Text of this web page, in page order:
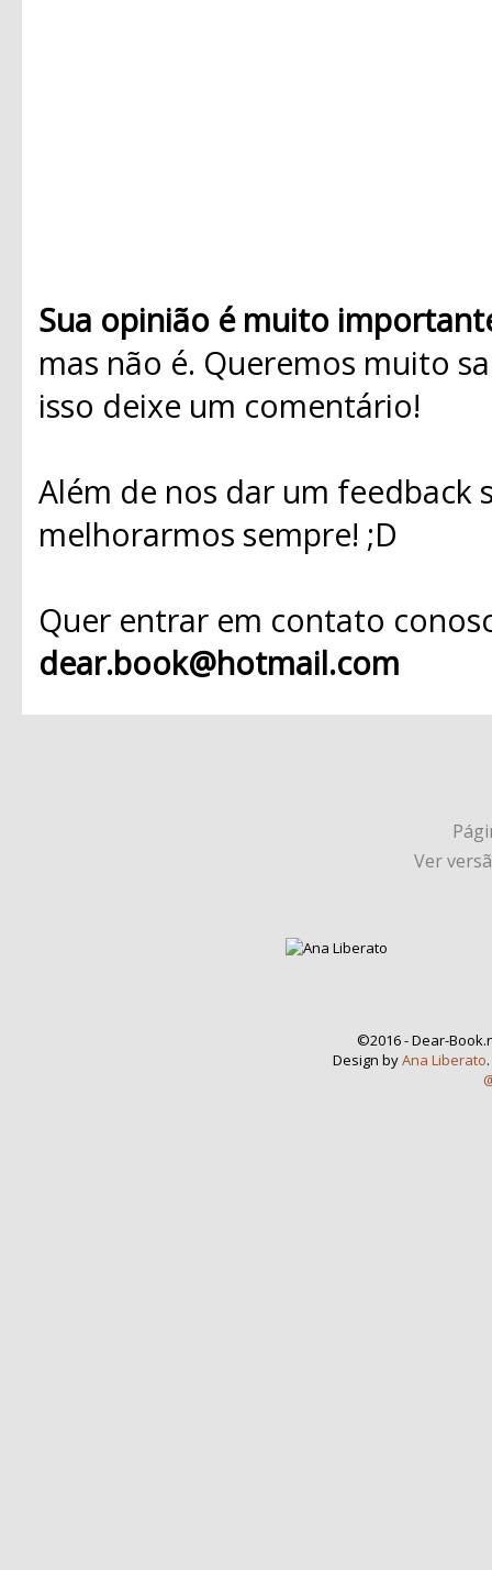
Sua opinião é muito
mas não é. Queremos muito
isso deixe um comentário!
Além de nos dar um
melhorarmos sempre! ;D
Quer entrar em contato
dear.book@hotmail.com
Ver
©2016 - Dear-
Design byAna Liberato